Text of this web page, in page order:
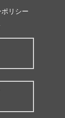
リシー